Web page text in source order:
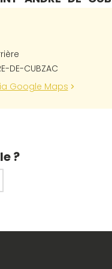
DE-CUBZAC
Google Maps
?